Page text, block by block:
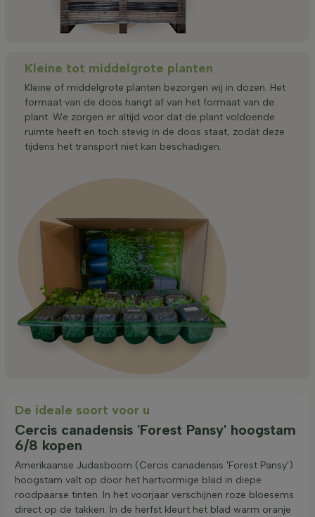
Kleine tot middelgrote planten
Kleine of middelgrote planten bezorgen wij in dozen. Het
formaat van de doos hangt af van het formaat van de
plant. We zorgen er altijd voor dat de plant voldoende
ruimte heeft en toch stevig in de doos staat, zodat deze
tijdens het transport niet kan beschadigen.
De ideale soort voor u
Cercis canadensis 'Forest Pansy' hoogstam
6/8 kopen
Amerikaanse Judasboom (Cercis canadensis 'Forest Pansy')
hoogstam valt op door het hartvormige blad in diepe
roodpaarse tinten. In het voorjaar verschijnen roze bloesems
direct op de takken. In de herfst kleurt het blad warm oranje